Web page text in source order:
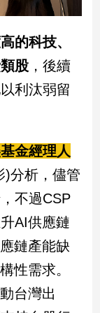
的科技、
股 ，後續
利汰弱留
金經理人
)分析，儘管
不過CSP
AI供應鏈
鏈產能缺
性需求。
台灣出